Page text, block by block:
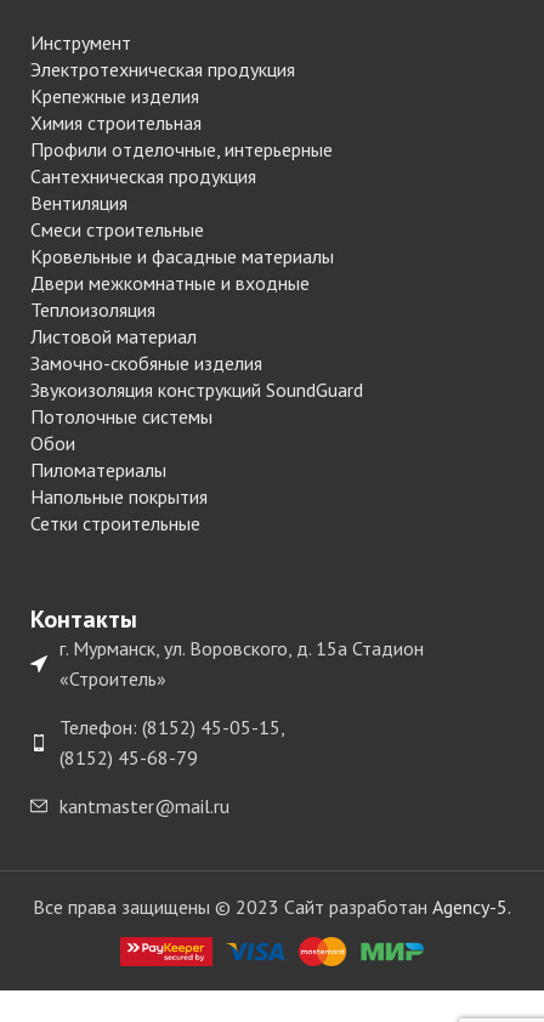
Инструмент
Электротехническая продукция
Крепежные изделия
Химия строительная
Профили отделочные, интерьерные
Сантехническая продукция
Вентиляция
Смеси строительные
Кровельные и фасадные материалы
Двери межкомнатные и входные
Теплоизоляция
Листовой материал
Замочно-скобяные изделия
Звукоизоляция конструкций SoundGuard
Потолочные системы
Обои
Пиломатериалы
Напольные покрытия
Сетки строительные
Контакты
г. Мурманск, ул. Воровского, д. 15а Стадион
«Строитель»
Телефон: (8152) 45-05-15,
(8152) 45-68-79
kantmaster@mail.ru
Все права защищены © 2023 Сайт разработан Agency-5.